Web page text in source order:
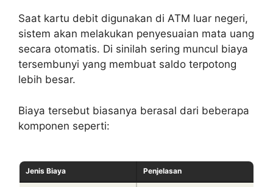
Saat kartu debit digunakan di ATM luar negeri,
sistem akan melakukan penyesuaian mata uang
secara otomatis. Di sinilah sering muncul biaya
tersembunyi yang membuat saldo terpotong
lebih besar.
Biaya tersebut biasanya berasal dari beberapa
komponen seperti:
Jenis Biaya Penjelasan